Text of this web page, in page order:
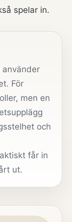
spelar in.
använder
För
men en
och
får in
ut.